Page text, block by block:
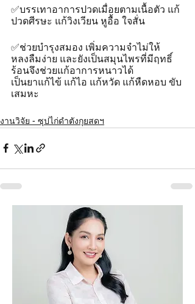
✅บรรเทาอาการปวดเมื่อยตามเนื้อตัว แก้
ปวดศีรษะ แก้วิงเวียน หูอื้อ ใจสั่น
✅ช่วยบำรุงสมอง เพิ่มความจำไม่ให้
หลงลืมง่าย และยังเป็นสมุนไพรที่มีฤทธิ์
ร้อนจึงช่วยแก้อาการหนาวได้
เป็นยาแก้ไข้ แก้ไอ แก้หวัด แก้หืดหอบ ขับ
เสมหะ
งานวิจัย - ซุปไก่ดำตังกุยสดฯ